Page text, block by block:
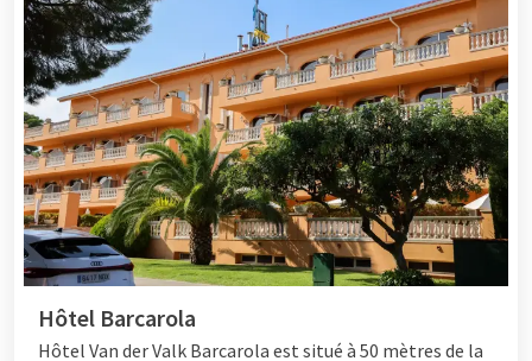
Hôtel Barcarola
Hôtel Van der Valk Barcarola est situé à 50 mètres de la